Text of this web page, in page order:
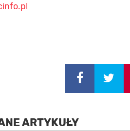
ARTYKUŁY